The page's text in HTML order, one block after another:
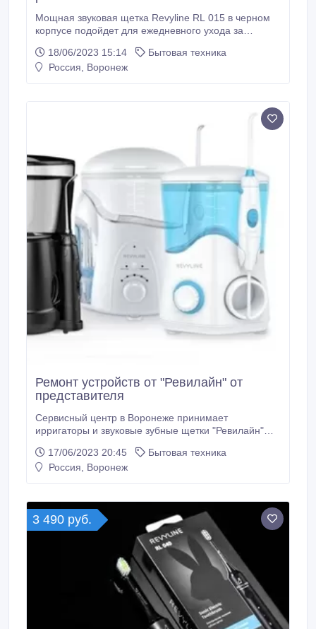
Мощная звуковая щетка Revyline RL 015 в черном
корпусе подойдет для ежедневного ухода за
интенсивности для гибкой настройки. В наборе 3
насадки для всей семьи и стильный чехол для
18/06/2023 15:14
Бытовая техника
Россия, Воронеж
Ремонт устройств от "Ревилайн" от
представителя
Сервисный центр в Воронеже принимает
ирригаторы и звуковые зубные щетки "Ревилайн"
комплектующие в наличии! Выполняем ремонт
качественно и в обговоренные сроки. Звоните! Сайт
17/06/2023 20:45
Бытовая техника
Россия, Воронеж
3 490 руб.